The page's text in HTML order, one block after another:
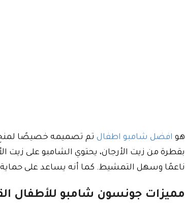
هو افضل شامبو اطفال تم تصميمه خصيصًا لمنح
بقطرة من زيت الأرجان، يحتوي الشامبو على
ناعمًا وسهل التمشيط. كما أنه يساعد على
مميزات جونسون شامبو للأطفال